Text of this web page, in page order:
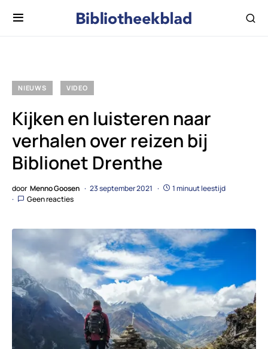
NIEUWS VIDEO
Kijken en luisteren naar
verhalen over reizen bij
Biblionet Drenthe
door Menno Goosen 23 september 2021
1 minuut leestijd
Geen reacties